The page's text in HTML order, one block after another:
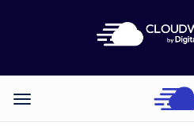
Categories